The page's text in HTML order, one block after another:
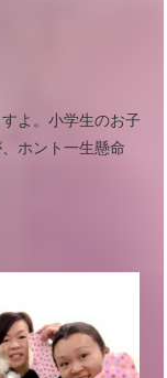
よ。小学生のお子
ホント一生懸命